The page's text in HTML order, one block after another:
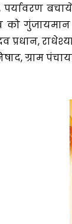
को
प्रधान,
निषाद, ग्राम